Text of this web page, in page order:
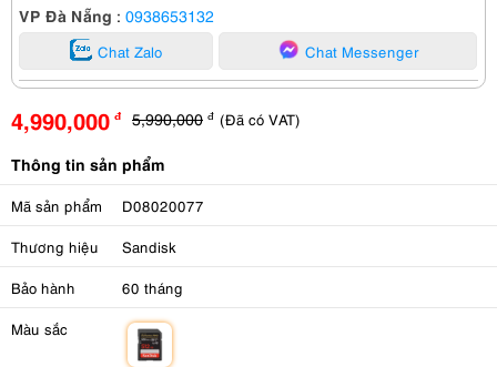
VP Đà Nẵng : 0938653132
Chat Zalo Chat Messenger
4,990,000 đ 5,990,000 đ (Đã có VAT)
Thông tin sản phẩm
Mã sản phẩm D08020077
Thương hiệu Sandisk
Bảo hành 60 tháng
Màu sắc